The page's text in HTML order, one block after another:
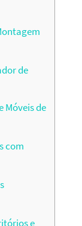
de
Móveis de
com
e